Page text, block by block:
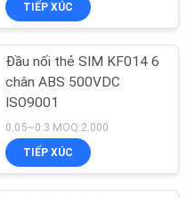
27
TIẾP XÚC
Đầu nối thẻ SIM KF014 6
chân ABS 500VDC
ISO9001
0.05~0.3 MOQ:2.000
TIẾP XÚC